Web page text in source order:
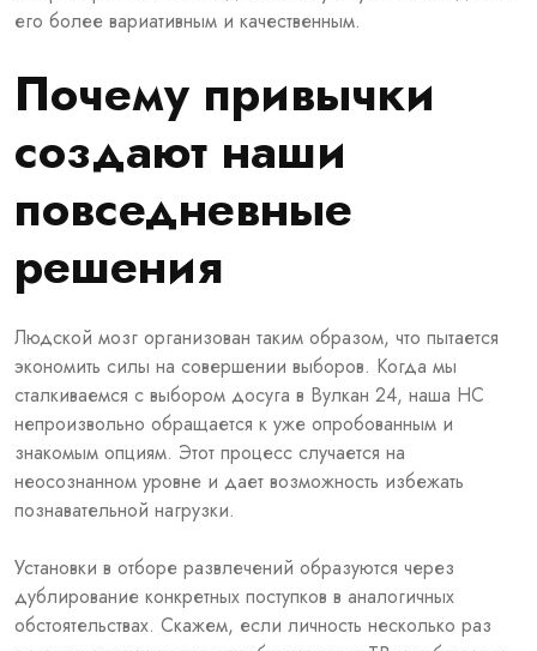
его более вариативным и качественным.
Почему привычки
создают наши
повседневные
решения
Людской мозг организован таким образом, что пытается
экономить силы на совершении выборов. Когда мы
сталкиваемся с выбором досуга в Вулкан 24, наша НС
непроизвольно обращается к уже опробованным и
знакомым опциям. Этот процесс случается на
неосознанном уровне и дает возможность избежать
познавательной нагрузки.
Установки в отборе развлечений образуются через
дублирование конкретных поступков в аналогичных
обстоятельствах. Скажем, если личность несколько раз